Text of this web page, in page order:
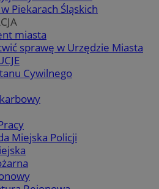
Piekarach Śląskich
miasta
sprawę w Urzędzie Miasta
Cywilnego
Miejska Policji